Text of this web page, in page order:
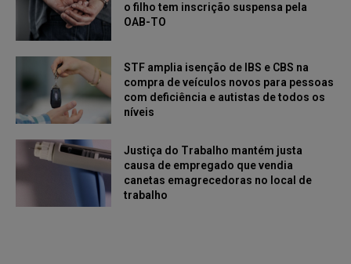
o filho tem inscrição suspensa pela
OAB-TO
STF amplia isenção de IBS e CBS na
compra de veículos novos para pessoas
com deficiência e autistas de todos os
níveis
Justiça do Trabalho mantém justa
causa de empregado que vendia
canetas emagrecedoras no local de
trabalho